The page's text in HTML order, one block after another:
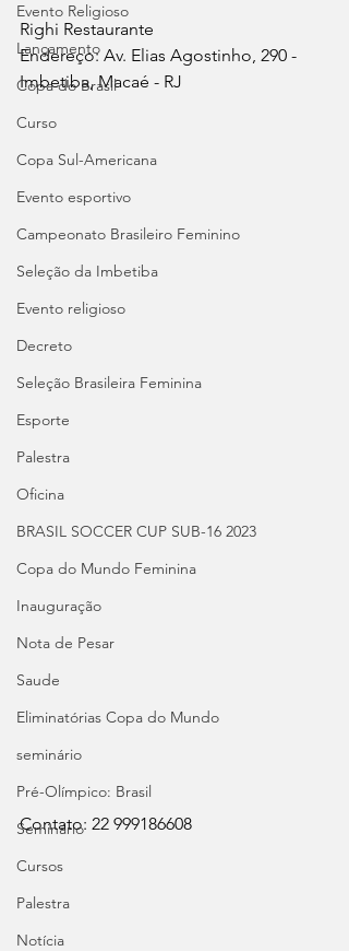
Evento Religioso
Lançamento
Copa do Brasil
Curso
Copa Sul-Americana
Evento esportivo
Campeonato Brasileiro Feminino
Seleção da Imbetiba
Evento religioso
Decreto
Seleção Brasileira Feminina
Esporte
Palestra
Oficina
BRASIL SOCCER CUP SUB-16 2023
Copa do Mundo Feminina
Inauguração
Nota de Pesar
Saude
Eliminatórias Copa do Mundo
seminário
Pré-Olímpico: Brasil
Seminário
Cursos
Palestra
Notícia
Righi Restaurante
Endereço: Av. Elias Agostinho, 290 -
Imbetiba, Macaé - RJ
Contato: 22 999186608